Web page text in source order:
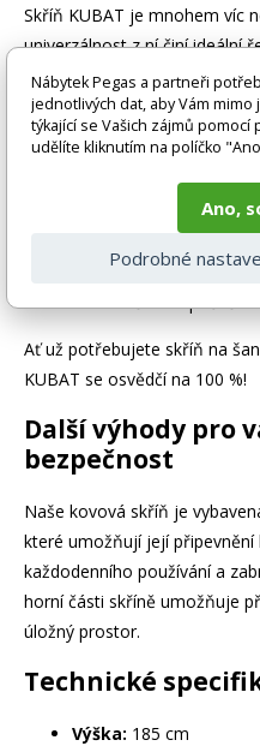
Skříň KUBAT je mnohem víc
univerzálnost z ní činí ideální
Kancelář: Ukládejte
potřeby a další důležité
Zdravotnické
léky a zdravotnické
Ukládejte
Sklad:Ukládejte
efektivně a bezpečně.
Ať už potřebujete skříň na
KUBAT se osvědčí na 100 %!
Další výhody pro
bezpečnost
Naše kovová skříň je
které umožňují její připevnění
každodenního používání a
horní části skříně umožňuje
úložný prostor.
Technické
Výška: 185 cm
Nábytek Pegas a partneři
jednotlivých dat, aby Vám
týkající se Vašich zájmů
udělíte kliknutím na políčko
Ano,
Podrobné